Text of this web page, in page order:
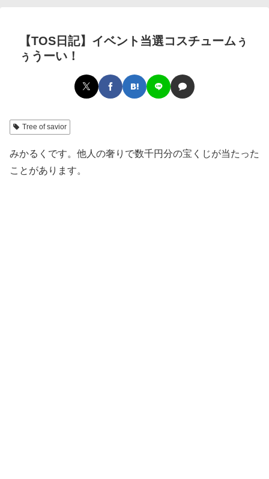
【TOS日記】イベント当選コスチュームぅ
ぅうーい！
Tree of savior
みかるくです。他人の奢りで数千円分の宝くじが当たった
ことがあります。